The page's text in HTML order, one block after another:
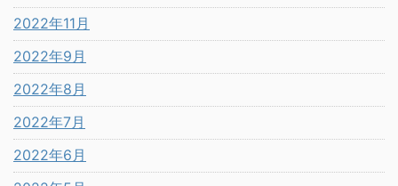
2022年11月
2022年9月
2022年8月
2022年7月
2022年6月